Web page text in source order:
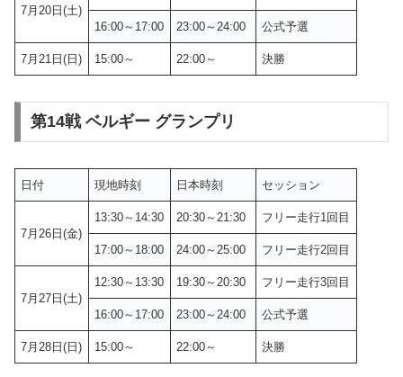
7月20日(土)
16:00～17:00 23:00～24:00 公式予選
7月21日(日) 15:00～ 22:00～ 決勝
第14戦 ベルギー グランプリ
日付 現地時刻 日本時刻 セッション
7月26日(金)
13:30～14:30 20:30～21:30 フリー走行1回目
17:00～18:00 24:00～25:00 フリー走行2回目
7月27日(土)
12:30～13:30 19:30～20:30 フリー走行3回目
16:00～17:00 23:00～24:00 公式予選
7月28日(日) 15:00～ 22:00～ 決勝